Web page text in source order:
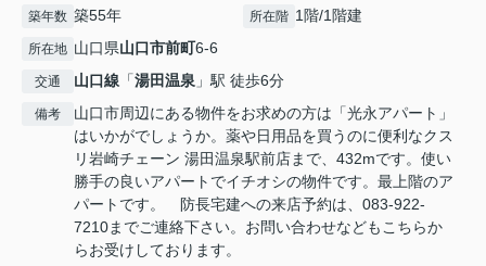
築年数 築55年 所在階 1階/1階建
所在地 山口県山口市前町6-6
交通 山口線 「湯田温泉 」駅 徒歩6分
備考
山口市周辺にある物件をお求めの方は「光永アパート」
はいかがでしょうか。薬や日用品を買うのに便利なクス
リ岩崎チェーン 湯田温泉駅前店まで、432mです。使い
勝手の良いアパートでイチオシの物件です。最上階のア
パートです。 防長宅建への来店予約は、083-922-
7210までご連絡下さい。お問い合わせなどもこちらか
らお受けしております。